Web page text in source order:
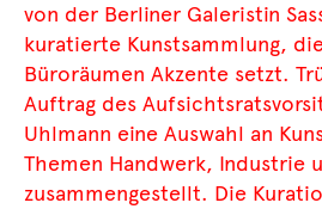
von der Berliner Galeristin
kuratierte Kunstsammlung,
Büroräumen Akzente setzt.
Auftrag des
Uhlmann eine Auswahl an
Themen Handwerk, Industrie
zusammengestellt. Die